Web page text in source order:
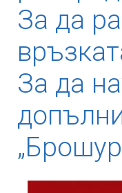
За да
За да